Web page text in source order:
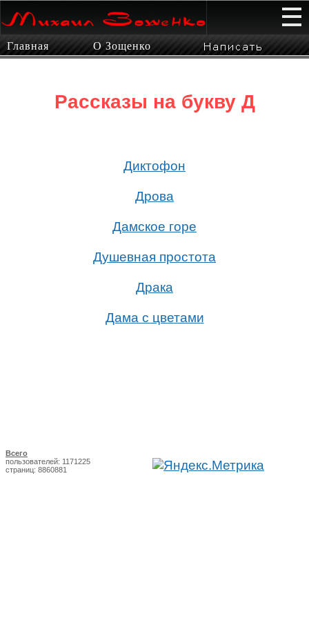
Главная О Зощенко
Рассказы на букву Д
Диктофон
Дрова
Дамское горе
Душевная простота
Драка
Дама с цветами
Всего
пользователей: 1171225
страниц: 8860881